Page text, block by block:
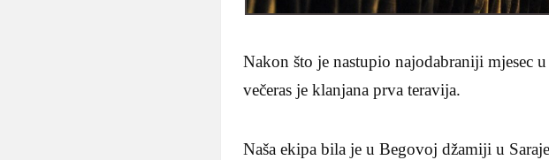
Nakon što je nastupio najodabraniji mjesec
večeras je klanjana prva teravija.
Naša ekipa bila je u Begovoj džamiji u